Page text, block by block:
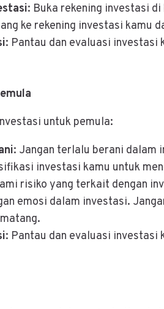
: Buka rekening investasi
ke rekening investasi kamu
: Pantau dan evaluasi investasi
untuk pemula:
: Jangan terlalu berani dalam
investasi kamu untuk
risiko yang terkait dengan
emosi dalam investasi.
: Pantau dan evaluasi investasi